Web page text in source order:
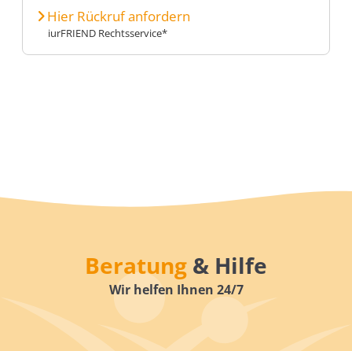
Hier Rückruf anfordern
iurFRIEND Rechtsservice*
Beratung & Hilfe
Wir helfen Ihnen 24/7